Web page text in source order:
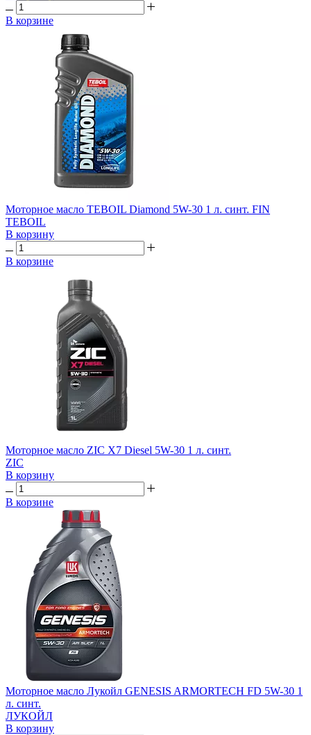
В корзине
Моторное масло TEBOIL Diamond 5W-30 1 л. синт. FIN
TEBOIL
В корзину
В корзине
Моторное масло ZIC X7 Diesel 5W-30 1 л. синт.
ZIC
В корзину
В корзине
Моторное масло Лукойл GENESIS ARMORTECH FD 5W-30 1
л. синт.
ЛУКОЙЛ
В корзину